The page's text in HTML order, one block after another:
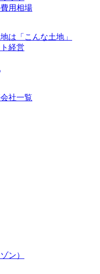
用相場
は「こんな土地」
経営
社一覧
ン）